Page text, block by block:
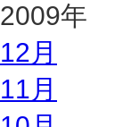
2009年
12月
11月